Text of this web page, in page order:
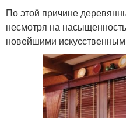
По этой причине
несмотря на
новейшими